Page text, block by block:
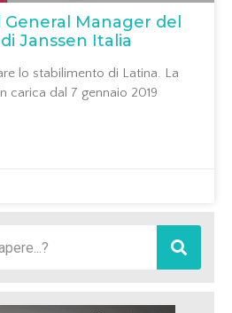
Manager del
Janssen Italia
lo stabilimento di Latina. La
carica dal 7 gennaio 2019